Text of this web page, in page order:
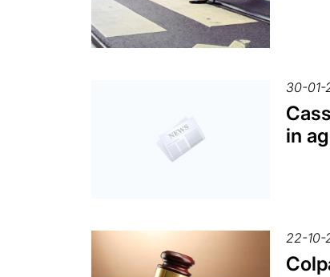
30-01-
in
22-10-